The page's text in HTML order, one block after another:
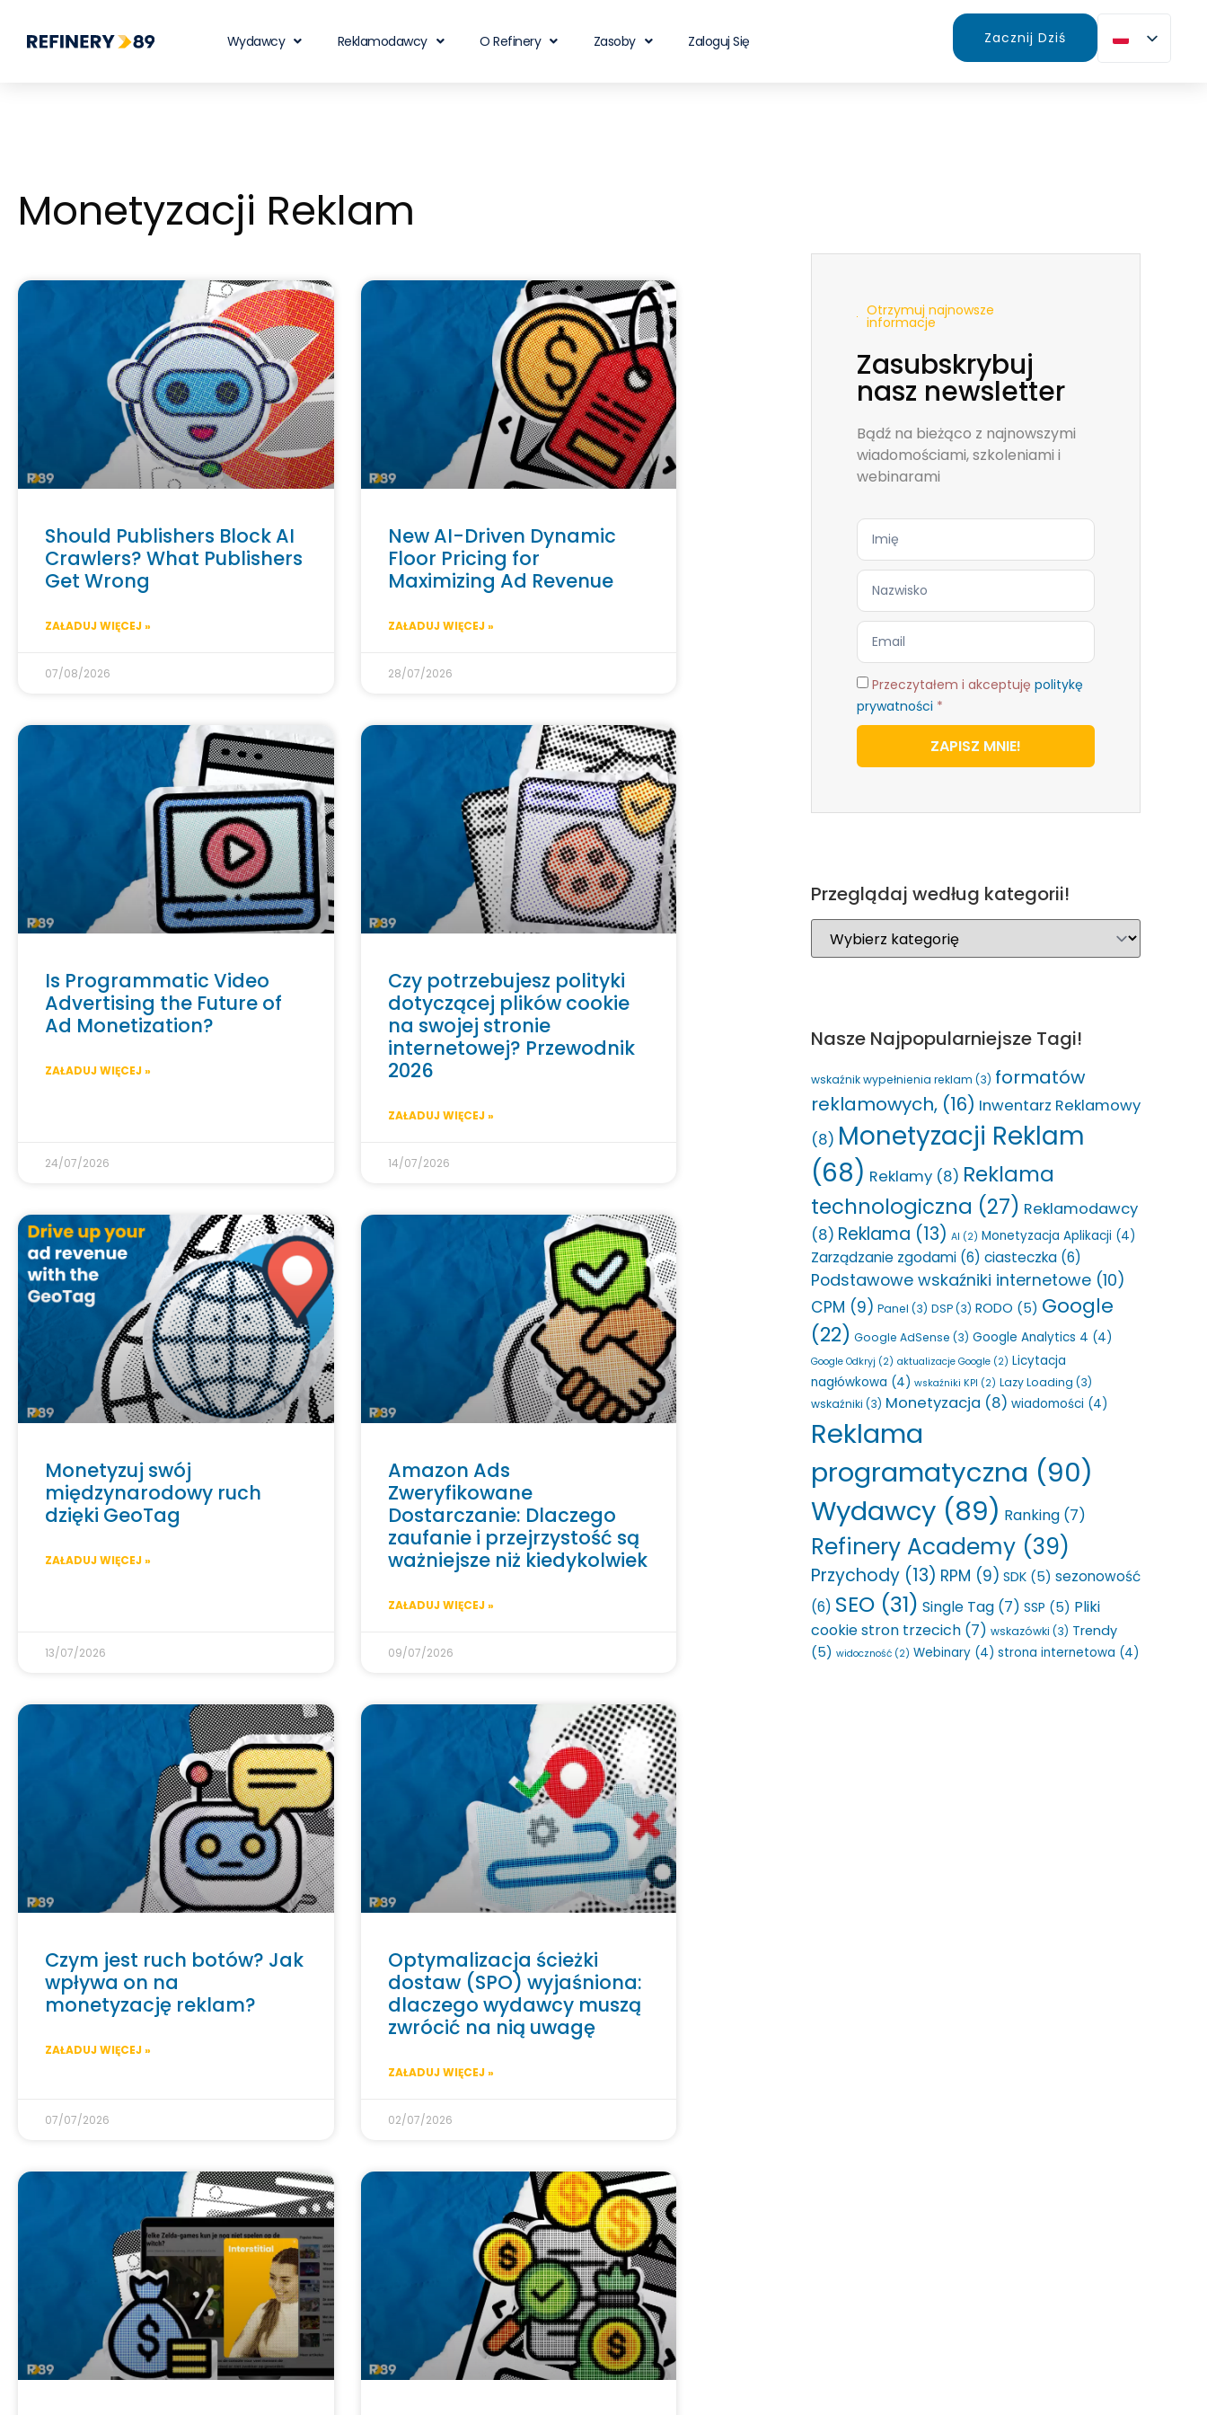
Wydawcy Reklamodawcy O Refinery Zasoby Zaloguj Się Zacznij Dziś
Monetyzacji Reklam
Should Publishers Block AI
Crawlers? What Publishers
Get Wrong
ZAŁADUJ WIĘCEJ »
07/08/2026
New AI-Driven Dynamic
Floor Pricing for
Maximizing Ad Revenue
ZAŁADUJ WIĘCEJ »
28/07/2026
Is Programmatic Video
Advertising the Future of
Ad Monetization?
ZAŁADUJ WIĘCEJ »
24/07/2026
Czy potrzebujesz polityki
dotyczącej plików cookie
na swojej stronie
internetowej? Przewodnik
2026
ZAŁADUJ WIĘCEJ »
14/07/2026
Monetyzuj swój
międzynarodowy ruch
dzięki GeoTag
ZAŁADUJ WIĘCEJ »
13/07/2026
Amazon Ads
Zweryfikowane
Dostarczanie: Dlaczego
zaufanie i przejrzystość są
ważniejsze niż kiedykolwiek
ZAŁADUJ WIĘCEJ »
09/07/2026
Czym jest ruch botów? Jak
wpływa on na
monetyzację reklam?
ZAŁADUJ WIĘCEJ »
07/07/2026
Optymalizacja ścieżki
dostaw (SPO) wyjaśniona:
dlaczego wydawcy muszą
zwrócić na nią uwagę
ZAŁADUJ WIĘCEJ »
02/07/2026
Otrzymuj najnowsze
informacje
Zasubskrybuj
nasz newsletter
Bądź na bieżąco z najnowszymi
wiadomościami, szkoleniami i
webinarami
Przeczytałem i akceptuję politykę
prywatności *
ZAPISZ MNIE!
Przeglądaj według kategorii!
Nasze Najpopularniejsze Tagi!
wskaźnik wypełnienia reklam (3) formatów
reklamowych, (16) Inwentarz Reklamowy
(8) Monetyzacji Reklam
(68) Reklamy (8) Reklama
technologiczna (27) Reklamodawcy
(8) Reklama (13) AI (2) Monetyzacja Aplikacji (4)
Zarządzanie zgodami (6) ciasteczka (6)
Podstawowe wskaźniki internetowe (10)
CPM (9) Panel (3) DSP(3) RODO (5) Google
(22) Google AdSense (3) Google Analytics 4 (4)
Google Odkryj (2) aktualizacje Google (2) Licytacja
nagłówkowa (4) wskaźniki KPI (2) Lazy Loading (3)
wskaźniki (3) Monetyzacja (8) wiadomości (4)
Reklama
programatyczna (90)
Wydawcy (89) Ranking (7)
Refinery Academy (39)
Przychody (13) RPM (9) SDK (5) sezonowość
(6) SEO (31) Single Tag (7) SSP (5) Pliki
cookie stron trzecich (7) wskazówki (3) Trendy
(5) widoczność (2) Webinary (4) strona internetowa (4)